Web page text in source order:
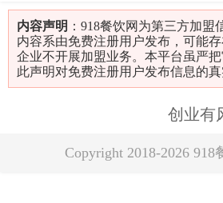
内容声明 ：918餐饮网为第三方加
内容系由免费注册用户发布，可能
企业不开展加盟业务。本平台虽严
此声明对免费注册用户发布信息的
创业有
Copyright 2018-2026